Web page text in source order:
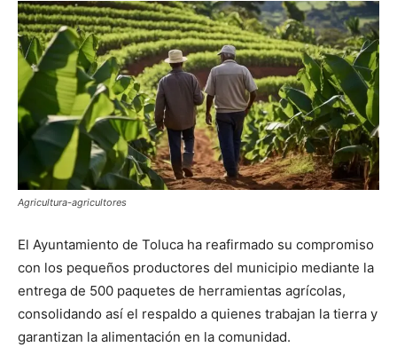
Agricultura-agricultores
El Ayuntamiento de Toluca ha reafirmado su compromiso
con los pequeños productores del municipio mediante la
entrega de 500 paquetes de herramientas agrícolas,
consolidando así el respaldo a quienes trabajan la tierra y
garantizan la alimentación en la comunidad.